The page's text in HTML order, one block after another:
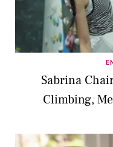
Sabrina
Climbing,